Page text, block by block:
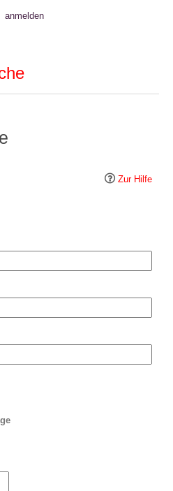
anmelden
Zur Hilfe